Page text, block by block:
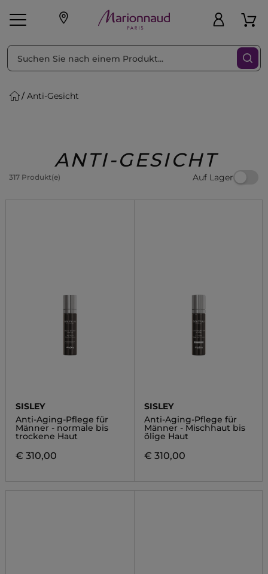
Geschenke
Anti-Gesicht
ANTI-GESICHT
317 Produkt(e) Auf Lager
sortieren nach Filter
SISLEY
Anti-Aging-Pflege für
Männer - normale bis
trockene Haut
€ 310,00
SISLEY
Anti-Aging-Pflege für
Männer - Mischhaut bis
ölige Haut
€ 310,00